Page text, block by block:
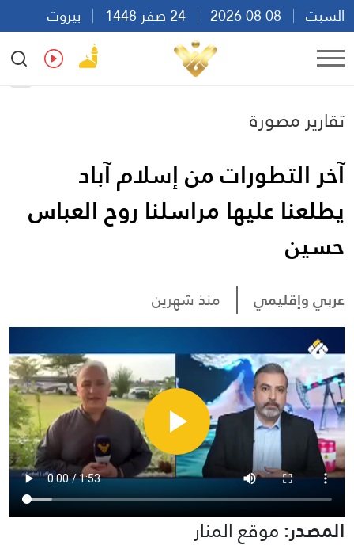
السبت
بيروت
13:41
Ar
تقارير مصورة
آخر التطورات من إسلام آباد
يطلعنا عليها مراسلنا روح العباس
حسين
عربي وإقليمي منذ شهرين
المصدر:موقع المنار